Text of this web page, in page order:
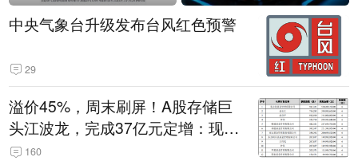
中央气象台升级发布台风红色预警
29
溢价45%，周末刷屏！A股存储巨
头江波龙，完成37亿元定增：现价
386.6元，定增价560元
160